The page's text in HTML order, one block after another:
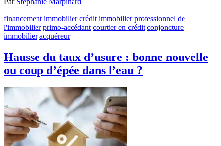
financement immobilier crédit immobilier professionnel de
l'immobilier primo-accédant courtier en crédit conjoncture
immobilier acquéreur
Hausse du taux d’usure : bonne nouvelle
ou coup d’épée dans l’eau ?